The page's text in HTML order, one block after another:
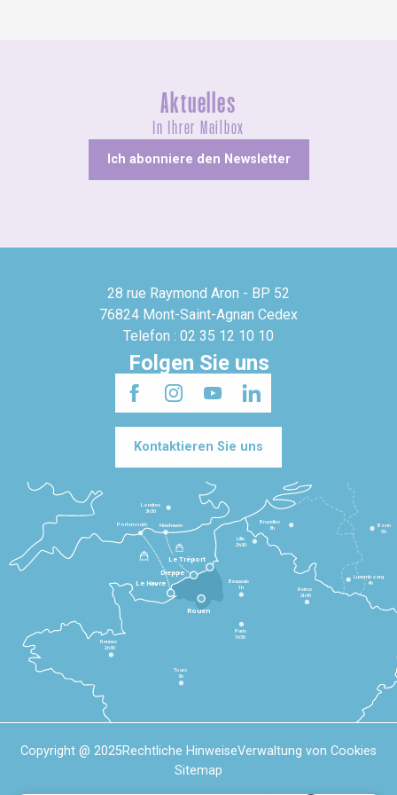
Aktuelles
In Ihrer Mailbox
Ich abonniere den Newsletter
28 rue Raymond Aron - BP 52
76824 Mont-Saint-Agnan Cedex
Telefon : 02 35 12 10 10
Folgen Sie uns
Kontaktieren Sie uns
Le Havre
Dieppe
Le Tréport
Rennes
2h30
Tours
3h
Paris
1h30
Beauvais
1h
Reims
2h45
Lille
2h30
Bruxelles
3h
Londres
3h30
Newhaven
Portsmouth
Bonn
5h
Luxembourg
4h
Rouen
Copyright @ 2025Rechtliche HinweiseVerwaltung von Cookies
Sitemap